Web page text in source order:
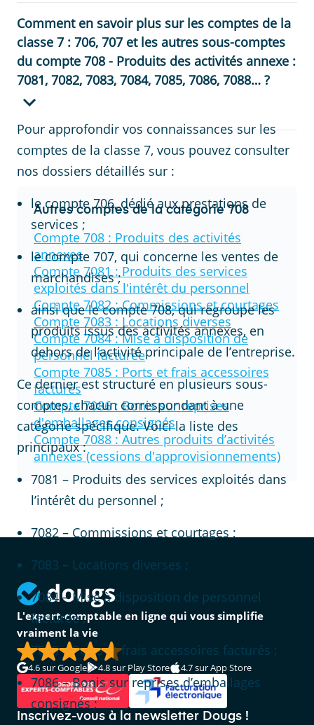
Comment en savoir plus sur les comptes de la
classe 7 : 706, 707 et les autres sous-comptes
du compte 708 - Produits des activités annexe :
7081, 7082, 7083, 7084, 7085, 7086, 7088… ?
Pour approfondir vos connaissances sur les
comptes de la classe 7, vous pouvez consulter
nos dossiers détaillés sur :
le compte 706, dédié aux prestations de
services ;
le compte 707, qui concerne les ventes de
marchandises ;
ainsi que le compte 708, qui regroupe les
produits issus des activités annexes, en
dehors de l’activité principale de l’entreprise.
Ce dernier est structuré en plusieurs sous-
comptes, chacun correspondant à une
catégorie spécifique. Voici la liste des
principaux :
7081 – Produits des services exploités dans
l’intérêt du personnel ;
7082 – Commissions et courtages ;
7083 – Locations diverses ;
7084 – Mise à disposition de personnel
facturée ;
7085 – Ports et frais accessoires facturés ;
7086 – Bonis sur reprises d’emballages
consignés ;
Autres comptes de la catégorie708
Compte 708 : Produits des activités
annexes
Compte7081:Produits des services
exploités dans l'intérêt du personnel
Compte7082:Commissions et courtages
Compte 7083 : Locations diverses
Compte 7084:Mise à disposition de
personnel facturée
Compte 7085 : Ports et frais accessoires
facturés
Compte7086:Bonis sur reprises
d'emballages consignés
Compte7088 :Autres produits d’activités
annexes (cessions d'approvisionnements)
L'expert-comptable en ligne qui vous simplifie
vraiment la vie
4.6sur Google 4.8sur Play Store 4.7sur App Store
Inscrivez-vous à la newsletter Dougs !